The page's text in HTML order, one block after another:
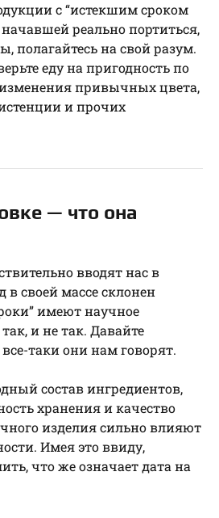
с “истекшим сроком
реально портиться,
полагайтесь на свой разум.
еду на пригодность по
привычных цвета,
и прочих
— что она
вводят нас в
в своей массе склонен
имеют научное
и не так. Давайте
таки они нам говорят.
состав ингредиентов,
хранения и качество
изделия сильно влияют
Имея это ввиду,
что же означает дата на